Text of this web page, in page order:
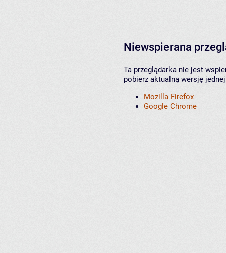
Niewspierana
Ta przeglądarka nie jest
pobierz aktualną wersję
Mozilla Firefox
Google Chrome